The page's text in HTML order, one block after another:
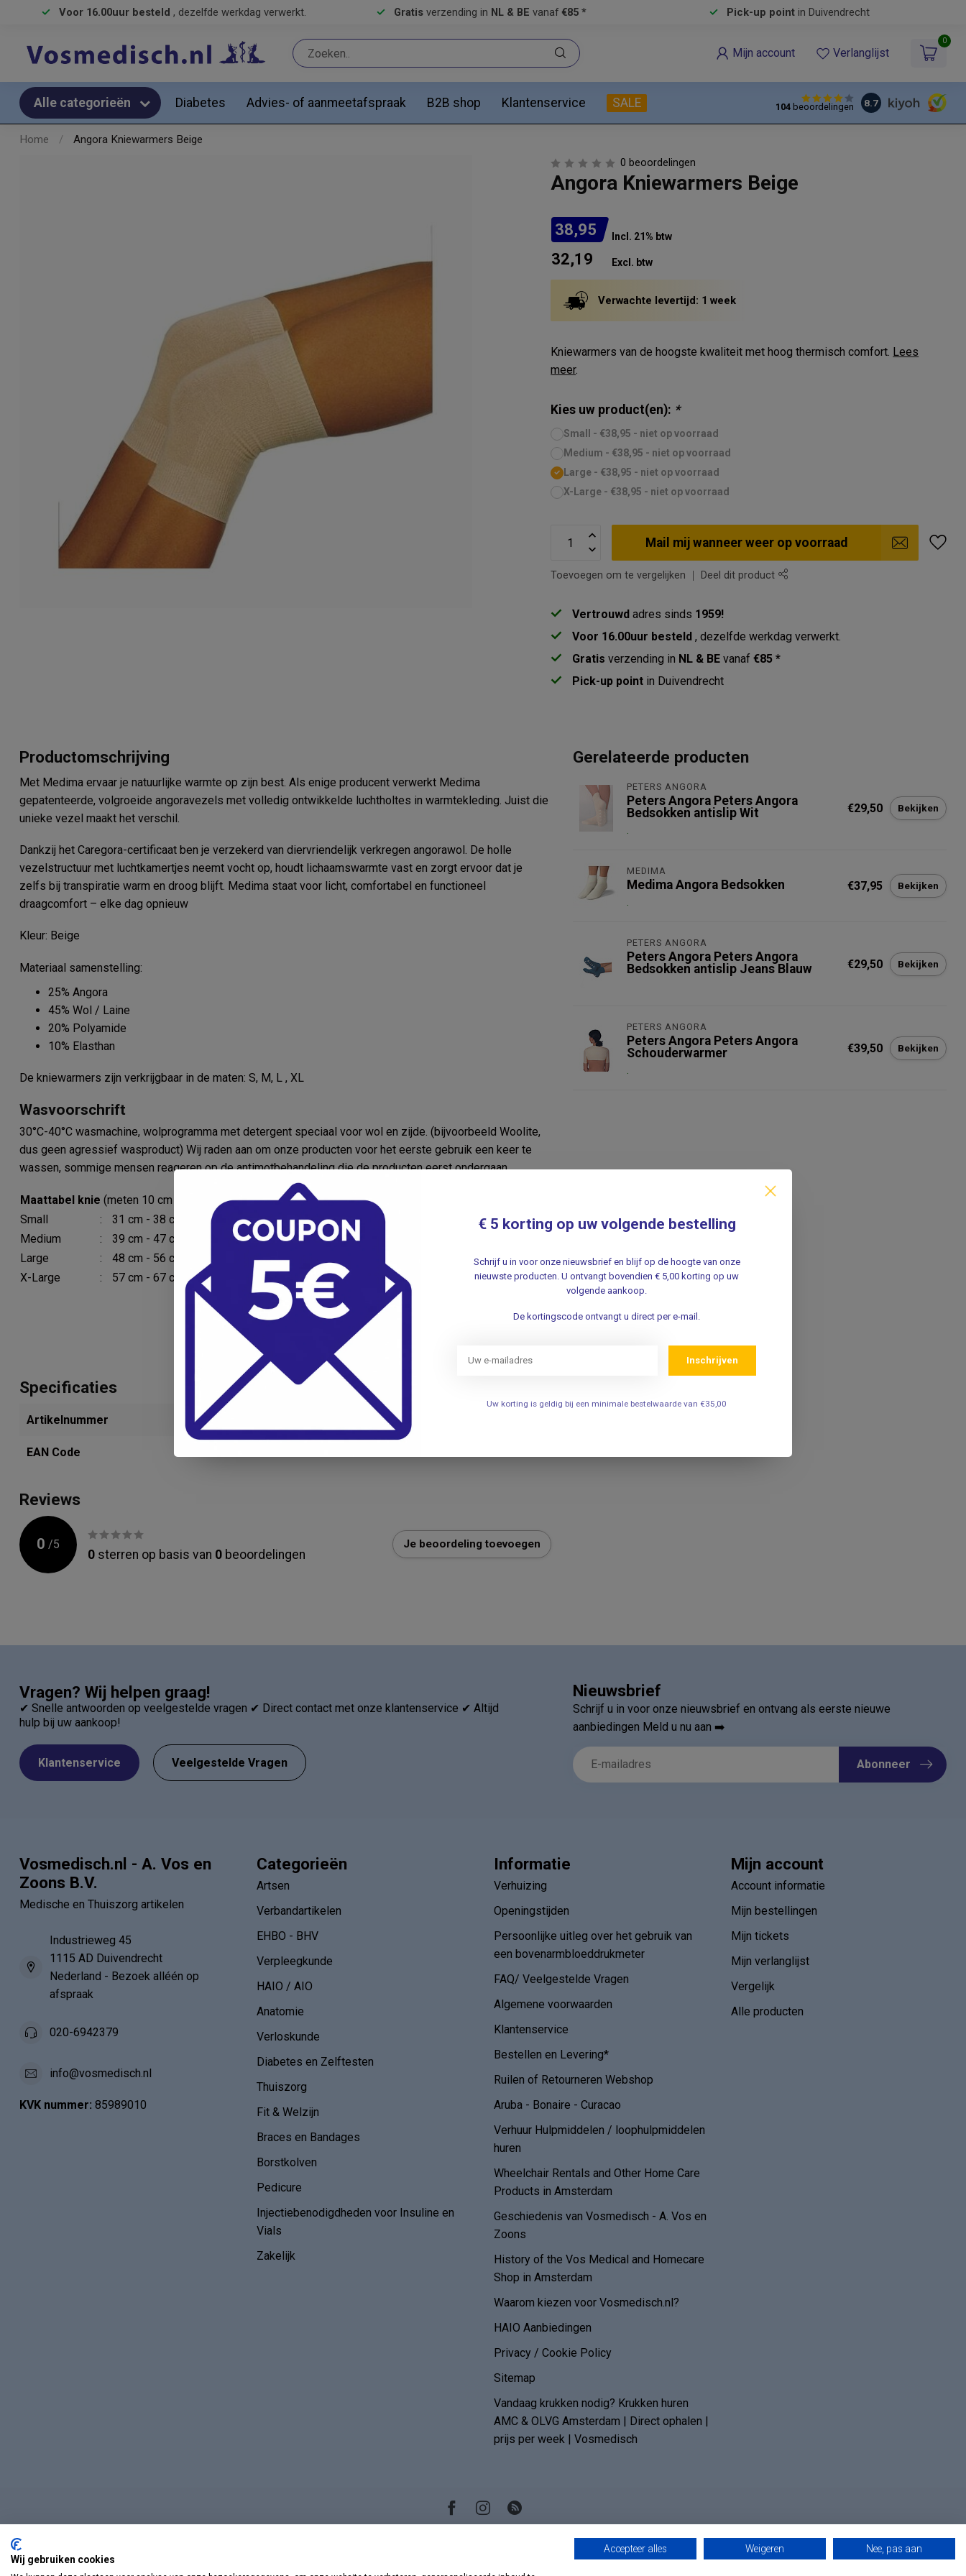
Voor 16.00uur besteld , dezelfde werkdag verwerkt. Gratis verzending in NL & BE vanaf €85 * Pick-up pointin Duivendrecht
Mijn account Verlanglijst
0
Alle categorieën Diabetes Advies- of aanmeetafspraak B2B shop Klantenservice SALE 104beoordelingen 8.7
Home / Angora Kniewarmers Beige
0 beoordelingen
Angora Kniewarmers Beige
38,95 Incl. 21% btw
32,19 Excl. btw
Verwachte levertijd: 1 week
Kniewarmers van de hoogste kwaliteit met hoog thermisch comfort. Lees
meer.
Kies uw product(en): *
Small - €38,95 - niet op voorraad
Medium - €38,95 - niet op voorraad
Large - €38,95 - niet op voorraad
X-Large - €38,95 - niet op voorraad
Mail mij wanneer weer op voorraad
Toevoegen om te vergelijken Deel dit product
Vertrouwd adres sinds 1959!
Voor 16.00uur besteld, dezelfde werkdag verwerkt.
Gratis verzending in NL & BE vanaf€85 *
Pick-up point in Duivendrecht
Productomschrijving
Met Medima ervaar je natuurlijke warmte op zijn best. Als enige producent verwerkt Medima
gepatenteerde, volgroeide angoravezels met volledig ontwikkelde luchtholtes in warmtekleding. Juist die
unieke vezel maakt het verschil.
Dankzij het Caregora-certificaat ben je verzekerd van diervriendelijk verkregen angorawol. De holle
vezelstructuur met luchtkamertjes neemt vocht op, houdt lichaamswarmte vast en zorgt ervoor dat je
zelfs bij transpiratie warm en droog blijft. Medima staat voor licht, comfortabel en functioneel
draagcomfort – elke dag opnieuw
Kleur: Beige
Materiaal samenstelling:
25% Angora
45% Wol / Laine
20% Polyamide
10% Elasthan
De kniewarmers zijn verkrijgbaar in de maten: S, M, L , XL
Wasvoorschrift
30°C-40°C wasmachine, wolprogramma met detergent speciaal voor wol en zijde. (bijvoorbeeld Woolite,
dus geen agressief wasproduct) Wij raden aan om onze producten voor het eerste gebruik een keer te
wassen, sommige mensen reageren op de antimotbehandeling die de producten eerst ondergaan.
Maattabel knie (meten 10 cm boven de knie)
Small
:
31 cm - 38 cm
Medium
:
39 cm - 47 cm
Large
:
48 cm - 56 cm
X-Large
: 57 cm - 67 cm
Specificaties
Artikelnummer
EAN Code
Reviews
0 /5
0 sterren op basis van 0 beoordelingen
Je beoordeling toevoegen
Gerelateerde producten
PETERS ANGORA
Peters Angora Peters Angora
Bedsokken antislip Wit
.
€29,50 Bekijken
MEDIMA
Medima Angora Bedsokken
.
€37,95 Bekijken
PETERS ANGORA
Peters Angora Peters Angora
Bedsokken antislip Jeans Blauw
€29,50 Bekijken
PETERS ANGORA
Peters Angora Peters Angora
Schouderwarmer
.
€39,50 Bekijken
Vragen? Wij helpen graag!
✔ Snelle antwoorden op veelgestelde vragen ✔ Direct contact met onze klantenservice ✔ Altijd
hulp bij uw aankoop!
Klantenservice Veelgestelde Vragen
Nieuwsbrief
Schrijf u in voor onze nieuwsbrief en ontvang als eerste nieuwe
aanbiedingen Meld u nu aan ➡️
Abonneer
Vosmedisch.nl - A. Vos en
Zoons B.V.
Medische en Thuiszorg artikelen
Industrieweg 45
1115 AD Duivendrecht
Nederland - Bezoek alléén op
afspraak
020-6942379
info@vosmedisch.nl
KVK nummer: 85989010
Categorieën
Artsen
Verbandartikelen
EHBO - BHV
Verpleegkunde
HAIO / AIO
Anatomie
Verloskunde
Diabetes en Zelftesten
Thuiszorg
Fit & Welzijn
Braces en Bandages
Borstkolven
Pedicure
Injectiebenodigdheden voor Insuline en
Vials
Zakelijk
Informatie
Verhuizing
Openingstijden
Persoonlijke uitleg over het gebruik van
een bovenarmbloeddrukmeter
FAQ/ Veelgestelde Vragen
Algemene voorwaarden
Klantenservice
Bestellen en Levering*
Ruilen of Retourneren Webshop
Aruba - Bonaire - Curacao
Verhuur Hulpmiddelen / loophulpmiddelen
huren
Wheelchair Rentals and Other Home Care
Products in Amsterdam
Geschiedenis van Vosmedisch - A. Vos en
Zoons
History of the Vos Medical and Homecare
Shop in Amsterdam
Waarom kiezen voor Vosmedisch.nl?
HAIO Aanbiedingen
Privacy / Cookie Policy
Sitemap
Vandaag krukken nodig? Krukken huren
AMC & OLVG Amsterdam | Direct ophalen |
prijs per week | Vosmedisch
Mijn account
Account informatie
Mijn bestellingen
Mijn tickets
Mijn verlanglijst
Vergelijk
Alle producten
€ 5 korting op uw volgende bestelling
Schrijf u in voor onze nieuwsbrief en blijf op de hoogte van onze
nieuwste producten. U ontvangt bovendien € 5,00 korting op uw
volgende aankoop.
De kortingscode ontvangt u direct per e-mail.
Inschrijven
Uw korting is geldig bij een minimale bestelwaarde van €35,00
Wij gebruiken cookies
Accepteer alles Weigeren Nee, pas aan